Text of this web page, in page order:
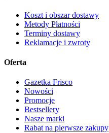
Koszt i obszar dostawy
Metody Płatności
Terminy dostawy
Reklamacje i zwroty
Oferta
Gazetka Frisco
Nowości
Promocje
Bestsellery
Nasze marki
Rabat na pierwsze zakupy